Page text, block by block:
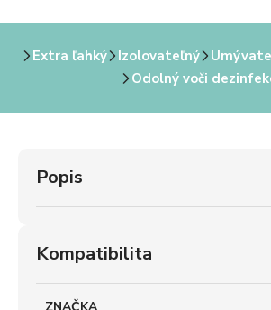
Extra ľahký Izolovateľný
Odolný voči
Popis
Kompatibilita